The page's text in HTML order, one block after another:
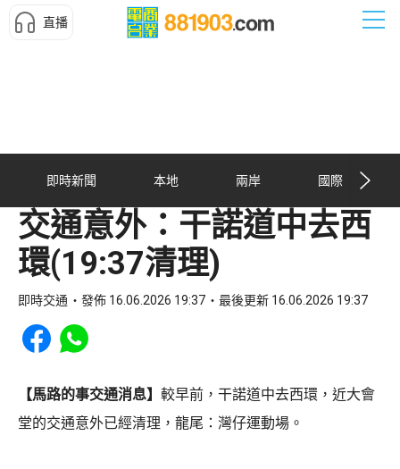
直播
即時新聞 本地 兩岸 國際
交通意外：干諾道中去西
環(19:37清理)
即時交通 發佈 16.06.2026 19:37 最後更新 16.06.2026 19:37
Share to Facebook
Share to WhatsApp
【馬路的事交通消息】 較早前，干諾道中去西環，近大會
堂的交通意外已經清理，龍尾：灣仔運動場。